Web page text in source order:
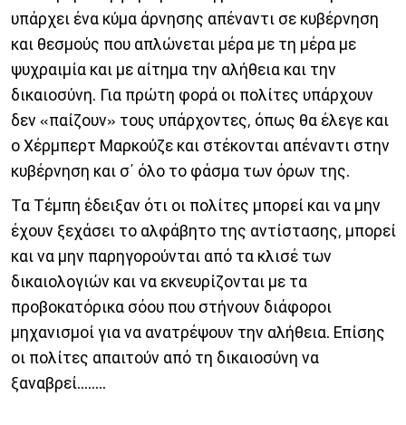
υπάρχει ένα κύμα άρνησης απέναντι σε κυβέρνηση
και θεσμούς που απλώνεται μέρα με τη μέρα με
ψυχραιμία και με αίτημα την αλήθεια και την
δικαιοσύνη. Για πρώτη φορά οι πολίτες υπάρχουν
δεν «παίζουν» τους υπάρχοντες, όπως θα έλεγε και
ο Χέρμπερτ Μαρκούζε και στέκονται απέναντι στην
κυβέρνηση και σ΄ όλο το φάσμα των όρων της.
Τα Τέμπη έδειξαν ότι οι πολίτες μπορεί και να μην
έχουν ξεχάσει το αλφάβητο της αντίστασης, μπορεί
και να μην παρηγορούνται από τα κλισέ των
δικαιολογιών και να εκνευρίζονται με τα
προβοκατόρικα σόου που στήνουν διάφοροι
μηχανισμοί για να ανατρέψουν την αλήθεια. Επίσης
οι πολίτες απαιτούν από τη δικαιοσύνη να
ξαναβρεί........